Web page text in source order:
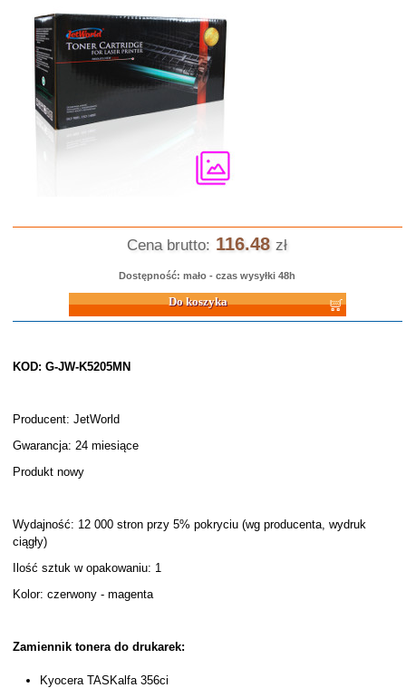
Cena brutto: 116.48 zł
Dostępność: mało - czas wysyłki 48h
Do koszyka
KOD: G-JW-K5205MN
Producent: JetWorld
Gwarancja: 24 miesiące
Produkt nowy
Wydajność: 12 000 stron przy 5% pokryciu (wg producenta, wydruk
ciągły)
Ilość sztuk w opakowaniu: 1
Kolor: czerwony - magenta
Zamiennik tonera do drukarek:
Kyocera TASKalfa 356ci